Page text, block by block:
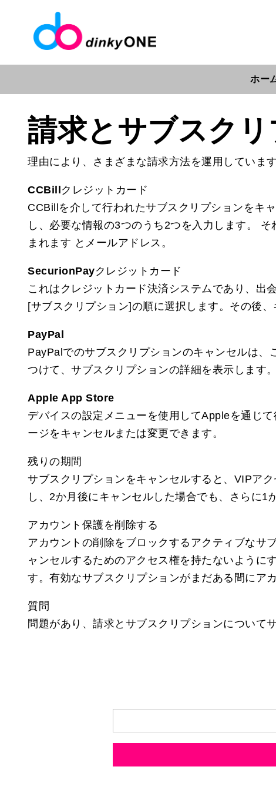
ホー
請求とサブスク
理由により、さまざまな請求方法を運用していま
CCBillクレジットカード
CCBillを介して行われたサブスクリプションをキ
し、必要な情報の3つのうち2つを入力します。
まれます とメールアドレス。
SecurionPayクレジットカード
これはクレジットカード決済システムであり、出
[サブスクリプション]の順に選択します。その後
PayPal
PayPalでのサブスクリプションのキャンセルは
つけて、サブスクリプションの詳細を表示します
Apple App Store
デバイスの設定メニューを使用してAppleを通じ
ージをキャンセルまたは変更できます。
残りの期間
サブスクリプションをキャンセルすると、VIPア
し、2か月後にキャンセルした場合でも、さらに1
アカウント保護を削除する
アカウントの削除をブロックするアクティブなサ
ャンセルするためのアクセス権を持たないように
す。有効なサブスクリプションがまだある間にア
質問
問題があり、請求とサブスクリプションについて